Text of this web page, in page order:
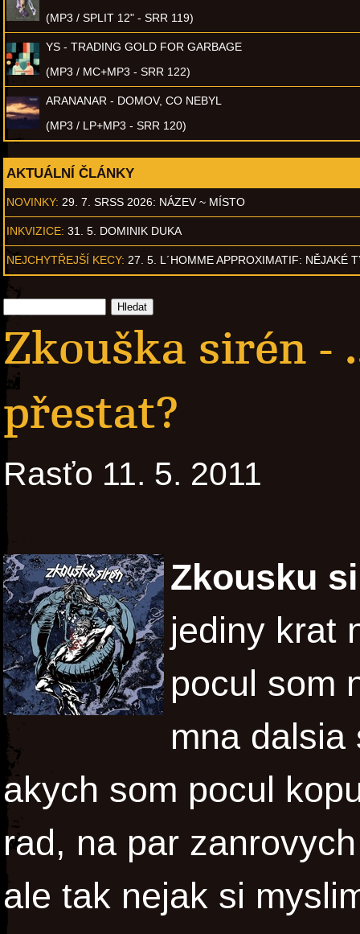
(MP3 / SPLIT 12" - SRR 119)
YS - TRADING GOLD FOR GARBAGE
(MP3 / MC+MP3 - SRR 122)
ARANANAR - DOMOV, CO NEBYL
(MP3 / LP+MP3 - SRR 120)
AKTUÁLNÍ ČLÁNKY
NOVINKY: 29. 7. SRSS 2026: NÁZEV ~ MÍSTO
INKVIZICE: 31. 5. DOMINIK DUKA
NEJCHYTŘEJŠÍ KECY: 27. 5. L´HOMME APPROXIMATIF: NĚJAKÉ
Zkouška sirén -
přestat?
Rasťo 11. 5. 2011
Zkousku
jediny krat
pocul som
mna dalsia
akych som pocul
rad, na par
ale tak nejak si